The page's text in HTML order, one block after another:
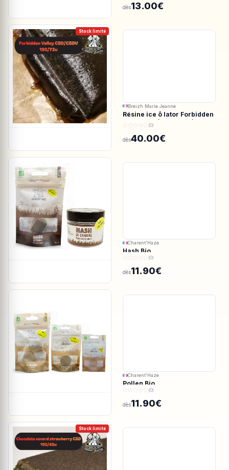
dès13.00€
Stock limité
Breizh Marie Jeanne
Résine ice ô lator Forbidden
valley CBD/CBDV 190/73u
(0)
dès40.00€
Charent'Haze
Hash Bio
(0)
dès11.90€
Charent'Haze
Pollen Bio
(0)
dès11.90€
Stock limité